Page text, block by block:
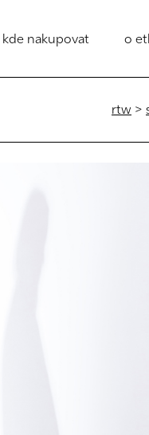
kde nakupovat o
rtw >